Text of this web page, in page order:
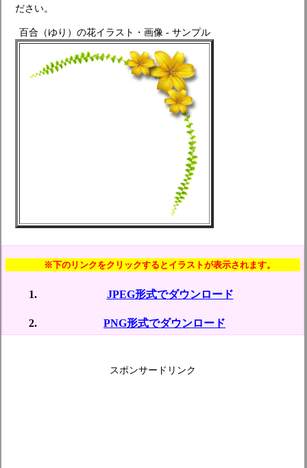
ださい。
百合（ゆり）の花イラスト・画像 - サンプル
※下のリンクをクリックするとイラストが表示されます。
JPEG形式でダウンロード
PNG形式でダウンロード
スポンサードリンク